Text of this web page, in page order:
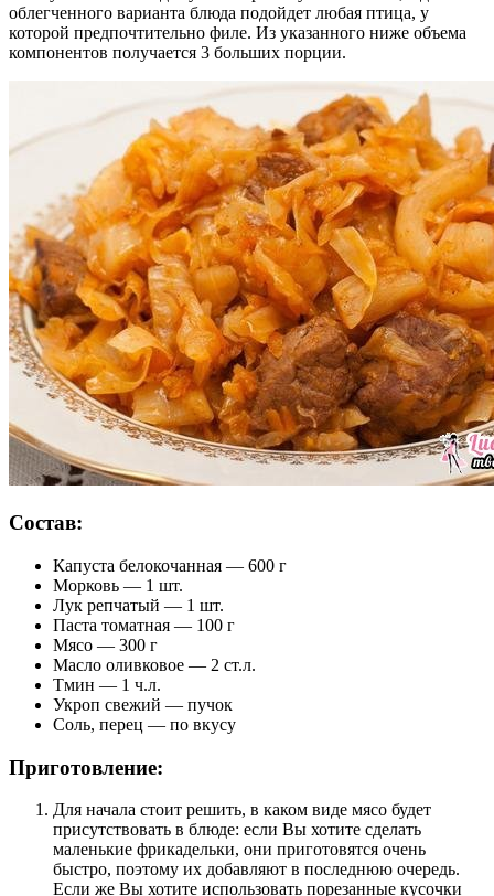
облегченного варианта блюда подойдет любая птица, у
которой предпочтительно филе. Из указанного ниже объема
компонентов получается 3 больших порции.
Состав:
Капуста белокочанная — 600 г
Морковь — 1 шт.
Лук репчатый — 1 шт.
Паста томатная — 100 г
Мясо — 300 г
Масло оливковое — 2 ст.л.
Тмин — 1 ч.л.
Укроп свежий — пучок
Соль, перец — по вкусу
Приготовление:
Для начала стоит решить, в каком виде мясо будет
присутствовать в блюде: если Вы хотите сделать
маленькие фрикадельки, они приготовятся очень
быстро, поэтому их добавляют в последнюю очередь.
Если же Вы хотите использовать порезанные кусочки